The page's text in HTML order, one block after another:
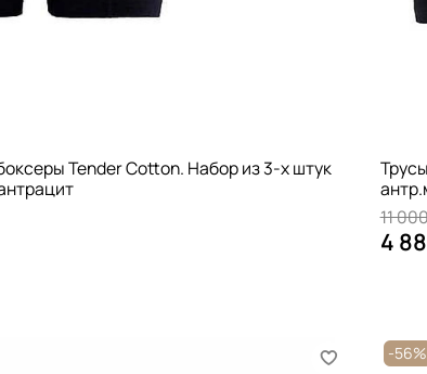
Tender Cotton. Набор из 3-х штук
11
4
-56%